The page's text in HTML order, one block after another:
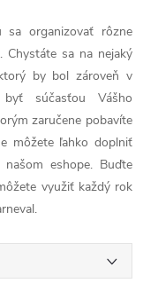
organizovať rôzne
Chystáte sa na nejaký
by bol zároveň v
súčasťou Vášho
zaručene pobavíte
môžete ľahko doplniť
eshope. Buďte
využiť každý rok